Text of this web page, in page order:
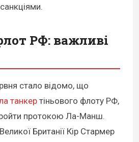
РФ: важливі
стало відомо, що
танкер тіньового флоту РФ,
протокою Ла-Манш.
Британії Кір Стармер